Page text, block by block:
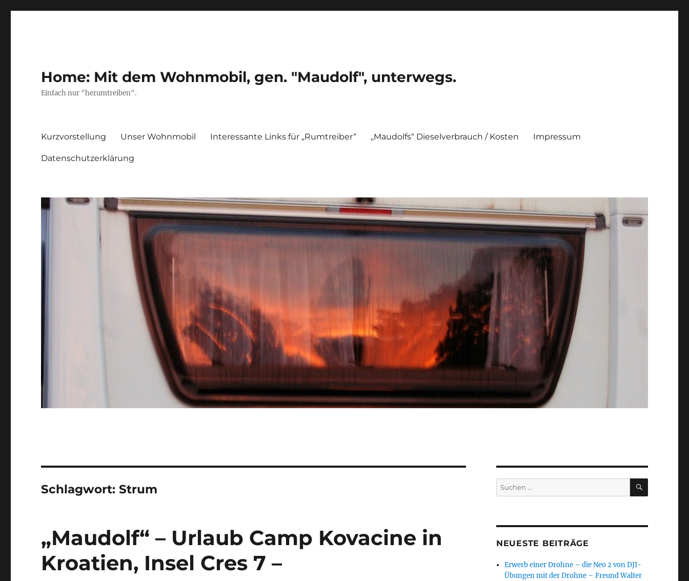
Home: Mit dem Wohnmobil, gen. "Maudolf", unterwegs.
Einfach nur "herumtreiben".
Kurzvorstellung Unser Wohnmobil Interessante Links für „Rumtreiber“ „Maudolfs“ Dieselverbrauch / Kosten Impressum
Datenschutzerklärung
Schlagwort:Strum
„Maudolf“ – Urlaub Camp Kovacine in
Kroatien, Insel Cres 7 –
Suchen
nach:
SUCHEN
NEUESTE BEITRÄGE
Erwerb einer Drohne – die Neo 2 von DJI-
Übungen mit der Drohne – Freund Walter